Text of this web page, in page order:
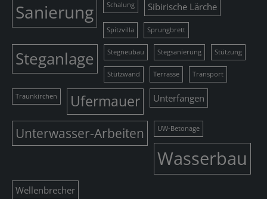
Sanierung Schalung Sibirische Lärche
Spitzvilla Sprungbrett
Steganlage Stegneubau Stegsanierung Stützung
Stützwand Terrasse Transport
Traunkirchen Ufermauer Unterfangen
Unterwasser-Arbeiten UW-Betonage
Wasserbau
Wellenbrecher